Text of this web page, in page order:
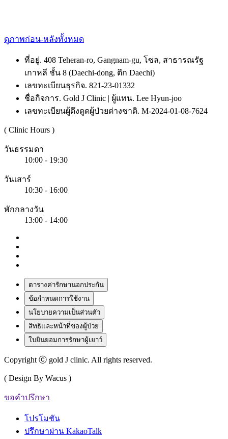
ดูภาพก่อน-หลังทั้งหมด
ที่อยู่. 408 Teheran-ro, Gangnam-gu, โซล, สาธารณรัฐ
เกาหลี ชั้น 8 (Daechi-dong, ตึก Daechi)
เลขทะเบียนธุรกิจ. 821-23-01332
ชื่อกิจการ. Gold J Clinic | ผู้แทน. Lee Hyun-joo
เลขทะเบียนผู้ดึงดูดผู้ป่วยต่างชาติ. M-2024-01-08-7624
( Clinic Hours )
วันธรรมดา
10:00 - 19:30
วันเสาร์
10:30 - 16:00
พักกลางวัน
13:00 - 14:00
ตารางค่ารักษานอกประกัน
ข้อกำหนดการใช้งาน
นโยบายความเป็นส่วนตัว
สิทธิและหน้าที่ของผู้ป่วย
ใบยินยอมการรักษาผู้เยาว์
Copyright ⓒ gold J clinic. All rights reserved.
( Design By Wacus )
ขอคำปรึกษา
โปรโมชัน
ปรึกษาผ่าน KakaoTalk